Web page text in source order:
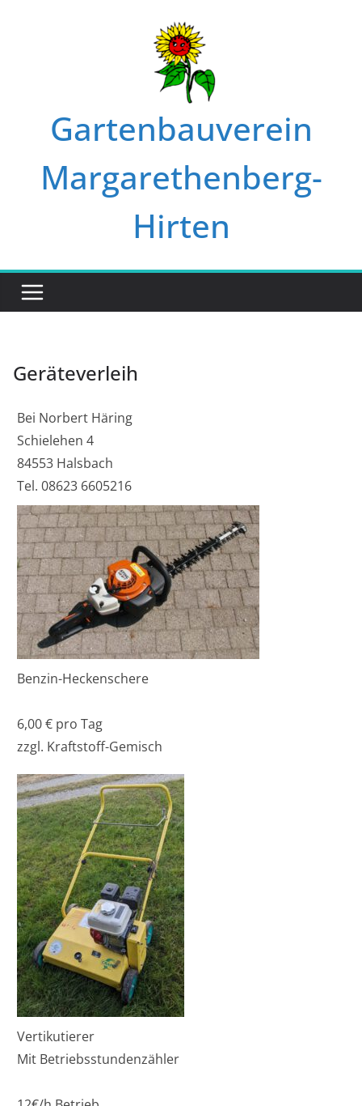
Gartenbauverein
Margarethenberg-
Hirten
Geräteverleih
Bei Norbert Häring
Schielehen 4
84553 Halsbach
Tel. 08623 6605216
Benzin-Heckenschere
6,00 € pro Tag
zzgl. Kraftstoff-Gemisch
Vertikutierer
Mit Betriebsstundenzähler